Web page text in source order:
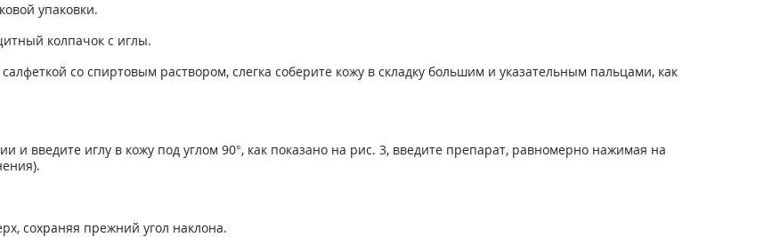
упаковки.
колпачок с иглы.
со спиртовым раствором, слегка соберите кожу в складку большим и указательным пальцами, как
введите иглу в кожу под углом 90°, как показано на рис. 3, введите препарат, равномерно нажимая на
сохраняя прежний угол наклона.